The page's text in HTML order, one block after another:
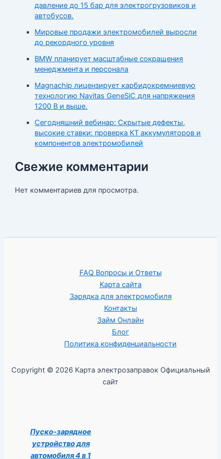
давление до 15 бар для электрогрузовиков и
автобусов.
Мировые продажи электромобилей выросли
до рекордного уровня
BMW планирует масштабные сокращения
менеджмента и персонала
Magnachip лицензирует карбидокремниевую
технологию Navitas GeneSiC для напряжения
1200 В и выше.
Сегодняшний вебинар: Скрытые дефекты,
высокие ставки: проверка КТ аккумуляторов и
компонентов электромобилей
Свежие комментарии
Нет комментариев для просмотра.
FAQ Вопросы и Ответы
Карта сайта
Зарядка для электромобиля
Контакты
Займ Онлайн
Блог
Политика конфиденциальности
Copyright © 2026 Карта электрозаправок Официальный
сайт
Пуско-зарядное
устройство для
автомобиля 4 в 1